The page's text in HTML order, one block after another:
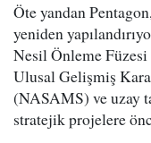
Öte yandan
yeniden
Nesil Önleme
Ulusal Gelişmiş
(NASAMS) ve uzay
stratejik projelere